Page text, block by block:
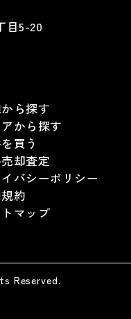
目5-20
ら探す
から探す
買う
却査定
バシーポリシー
約
マップ
Reserved.